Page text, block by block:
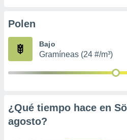
e
mediante
publicidad
publicidad
de
Polen
Bajo
Gramíneas (24 #/m³)
¿Qué tiempo hace en
agosto?